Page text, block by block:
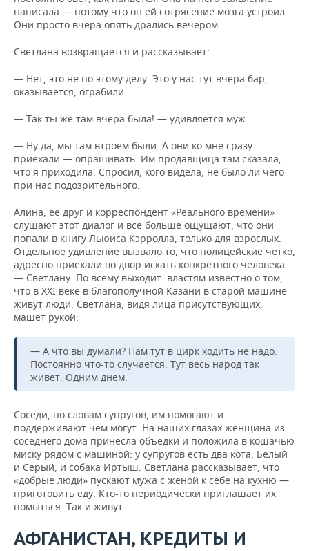
написала — потому что он ей сотрясение мозга устроил.
Они просто вчера опять дрались вечером.
Светлана возвращается и рассказывает:
— Нет, это не по этому делу. Это у нас тут вчера бар,
оказывается, ограбили.
— Так ты же там вчера была! — удивляется муж.
— Ну да, мы там втроем были. А они ко мне сразу
приехали — опрашивать. Им продавщица там сказала,
что я приходила. Спросил, кого видела, не было ли чего
при нас подозрительного.
Алина, ее друг и корреспондент «Реального времени»
слушают этот диалог и все больше ощущают, что они
попали в книгу Льюиса Кэрролла, только для взрослых.
Отдельное удивление вызвало то, что полицейские четко,
адресно приехали во двор искать конкретного человека
— Светлану. По всему выходит: властям известно о том,
что в XXI веке в благополучной Казани в старой машине
живут люди. Светлана, видя лица присутствующих,
машет рукой:
— А что вы думали? Нам тут в цирк ходить не надо.
Постоянно что-то случается. Тут весь народ так
живет. Одним днем.
Соседи, по словам супругов, им помогают и
поддерживают чем могут. На наших глазах женщина из
соседнего дома принесла объедки и положила в кошачью
миску рядом с машиной: у супругов есть два кота, Белый
и Серый, и собака Иртыш. Светлана рассказывает, что
«добрые люди» пускают мужа с женой к себе на кухню —
приготовить еду. Кто-то периодически приглашает их
помыться. Так и живут.
АФГАНИСТАН, КРЕДИТЫ И